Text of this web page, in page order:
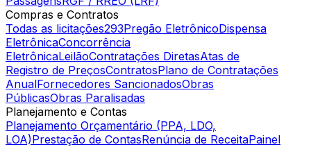
Compras e Contratos
Todas as licitações293Pregão EletrônicoDispensa
EletrônicaConcorrência
EletrônicaLeilãoContratações DiretasAtas de
Registro de PreçosContratosPlano de Contratações
AnualFornecedores SancionadosObras
PúblicasObras Paralisadas
Planejamento e Contas
Planejamento Orçamentário (PPA, LDO,
LOA)Prestação de ContasRenúncia de ReceitaPainel